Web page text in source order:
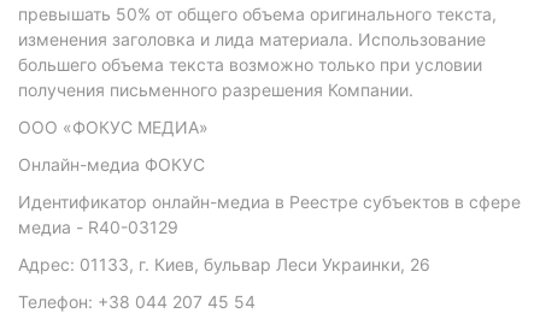
превышать 50% от общего объема оригинального текста,
изменения заголовка и лида материала. Использование
большего объема текста возможно только при условии
получения письменного разрешения Компании.
ООО «ФОКУС МЕДИА»
Онлайн-медиа ФОКУС
Идентификатор онлайн-медиа в Реестре субъектов в сфере
медиа - R40-03129
Адрес: 01133, г. Киев, бульвар Леси Украинки, 26
Телефон: +38 044 207 45 54